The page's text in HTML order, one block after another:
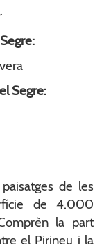
Segre:
de les
de 4.000
la part
el Pirineu i la